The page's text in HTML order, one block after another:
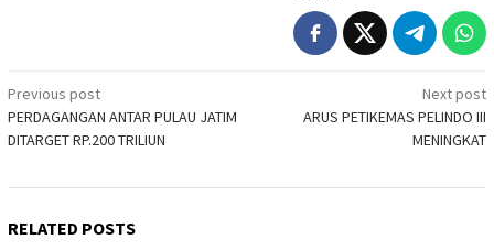
Post
navigation
Previous post
PERDAGANGAN ANTAR PULAU JATIM
DITARGET RP.200 TRILIUN
Next post
ARUS PETIKEMAS PELINDO III
MENINGKAT
RELATED POSTS